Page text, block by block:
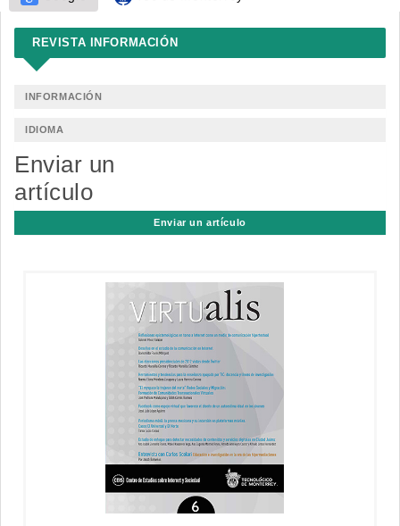
REVISTA INFORMACIÓN
INFORMACIÓN
IDIOMA
Enviar un
artículo
Enviar un artículo